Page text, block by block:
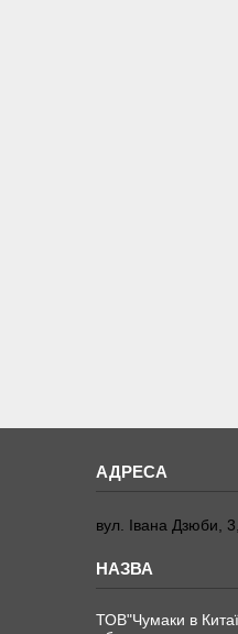
вул. Івана Дзюби,
ТОВ"Чумаки в